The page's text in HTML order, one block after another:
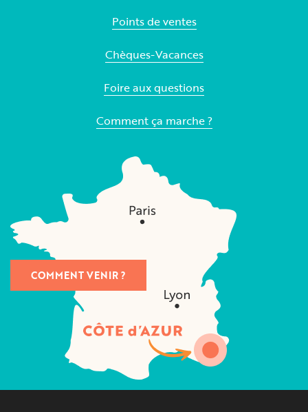
Points de ventes
Chèques-Vacances
Foire aux questions
Comment ça marche ?
COMMENT VENIR ?